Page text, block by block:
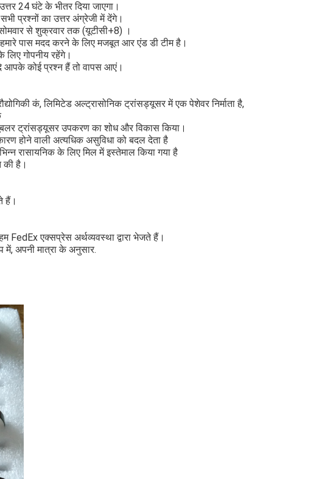
24 घंटे के भीतर दिया जाएगा।
प्रश्नों का उत्तर अंग्रेजी में देंगे।
से शुक्रवार तक (यूटीसी+8) ।
पास मदद करने के लिए मजबूत आर एंड डी टीम है।
लिए गोपनीय रहेंगे।
आपके कोई प्रश्न हैं तो वापस आएं।
कं, लिमिटेड अल्ट्रासोनिक ट्रांसड्यूसर में एक पेशेवर निर्माता है,
ट्रांसड्यूसर उपकरण का शोध और विकास किया।
होने वाली अत्यधिक असुविधा को बदल देता है
रासायनिक के लिए मिल में इस्तेमाल किया गया है
की है।
हैं।
FedEx एक्सप्रेस अर्थव्यवस्था द्वारा भेजते हैं।
में, अपनी मात्रा के अनुसार.